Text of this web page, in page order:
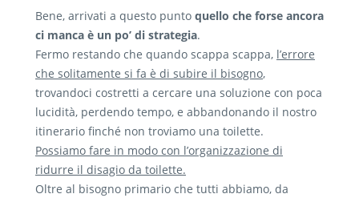
Bene, arrivati a questo punto quello che forse ancora
ci manca è un po’ di strategia.
Fermo restando che quando scappa scappa, l’errore
che solitamente si fa è di subire il bisogno,
trovandoci costretti a cercare una soluzione con poca
lucidità, perdendo tempo, e abbandonando il nostro
itinerario finché non troviamo una toilette.
Possiamo fare in modo con l’organizzazione di
ridurre il disagio da toilette.
Oltre al bisogno primario che tutti abbiamo, da